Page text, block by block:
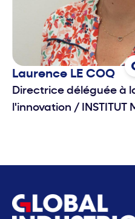
Laurence LE COQ
Directrice déléguée à
l'innovation / INSTITUT